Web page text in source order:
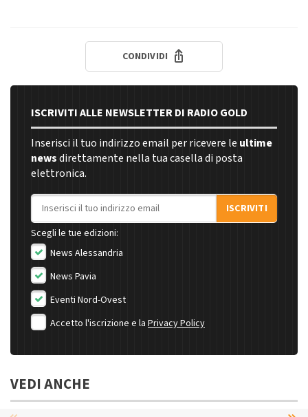
CONDIVIDI
ISCRIVITI ALLE NEWSLETTER DI RADIO GOLD
Inserisci il tuo indirizzo email per ricevere le ultime
newsdirettamente nella tua casella di posta
elettronica.
Indirizzo email
ISCRIVITI
Scegli le tue edizioni:
News Alessandria
News Pavia
Eventi Nord-Ovest
Accetto l'iscrizione e la Privacy Policy
VEDI ANCHE